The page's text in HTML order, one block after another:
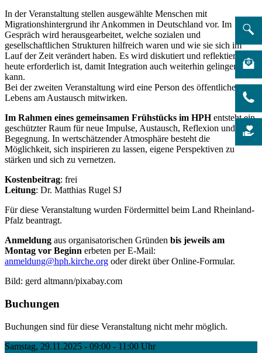
In der Veranstaltung stellen ausgewählte Menschen mit
Migrationshintergrund ihr Ankommen in Deutschland vor. Im
Gespräch wird herausgearbeitet, welche sozialen und
gesellschaftlichen Strukturen hilfreich waren und wie sie sich im
Lauf der Zeit verändert haben. Es wird diskutiert und reflektiert, was
heute erforderlich ist, damit Integration auch weiterhin gelingen
kann.
Bei der zweiten Veranstaltung wird eine Person des öffentlichen
Lebens am Austausch mitwirken.
Im Rahmen eines gemeinsamen Frühstücks im HPHentsteht ein
geschützter Raum für neue Impulse, Austausch, Reflexion und
Begegnung. In wertschätzender Atmosphäre besteht die
Möglichkeit, sich inspirieren zu lassen, eigene Perspektiven zu
stärken und sich zu vernetzen.
Kostenbeitrag: frei
Leitung: Dr. Matthias Rugel SJ
Für diese Veranstaltung wurden Fördermittel beim Land Rheinland-
Pfalz beantragt.
Anmeldung aus organisatorischen Gründen bis jeweils am
Montag vor Beginn erbeten per E-Mail:
anmeldung@hph.kirche.org oder direkt über Online-Formular.
Bild: gerd altmann/pixabay.com
Buchungen
Buchungen sind für diese Veranstaltung nicht mehr möglich.
Samstag, 29.11.2025 - 09:00 - 11:00 Uhr